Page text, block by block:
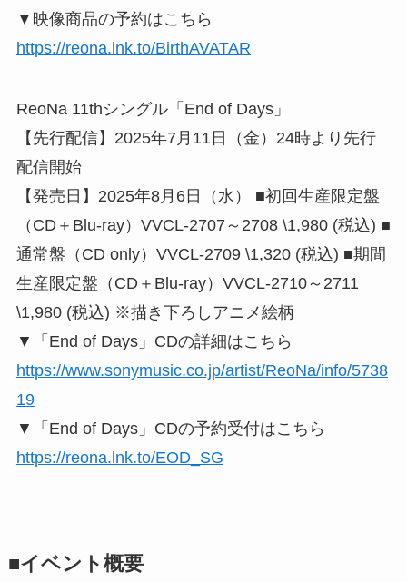
▼映像商品の予約はこちら
https://reona.lnk.to/BirthAVATAR
ReoNa 11thシングル「End of Days」
【先行配信】2025年7月11日（金）24時より先行
配信開始
【発売日】2025年8月6日（水） ■初回生産限定盤
（CD＋Blu-ray）VVCL-2707～2708 \1,980 (税込) ■
通常盤（CD only）VVCL-2709 \1,320 (税込) ■期間
生産限定盤（CD＋Blu-ray）VVCL-2710～2711
\1,980 (税込) ※描き下ろしアニメ絵柄
▼「End of Days」CDの詳細はこちら
https://www.sonymusic.co.jp/artist/ReoNa/info/5738
19
▼「End of Days」CDの予約受付はこちら
https://reona.lnk.to/EOD_SG
■イベント概要